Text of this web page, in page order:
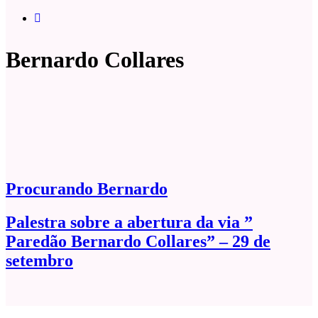
Bernardo Collares
Procurando Bernardo
Palestra sobre a abertura da via ”
Paredão Bernardo Collares” – 29 de
setembro